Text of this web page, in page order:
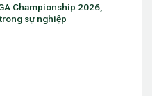
Eugenio Chacarra thắng
The Open